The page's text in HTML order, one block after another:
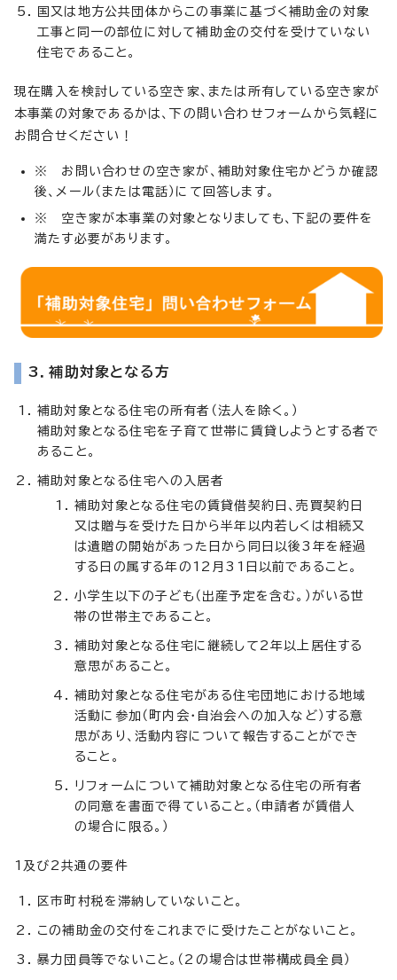
国又は地方公共団体からこの事業に基づく補助金の対象
工事と同一の部位に対して補助金の交付を受けていない
住宅であること。
現在購入を検討している空き家、または所有している空き家が
本事業の対象であるかは、下の問い合わせフォームから気軽に
お問合せください！
※ お問い合わせの空き家が、補助対象住宅かどうか確認
後、メール（または電話）にて回答します。
※ 空き家が本事業の対象となりましても、下記の要件を
満たす必要があります。
3．補助対象となる方
補助対象となる住宅の所有者（法人を除く。）
補助対象となる住宅を子育て世帯に賃貸しようとする者で
あること。
補助対象となる住宅への入居者
補助対象となる住宅の賃貸借契約日、売買契約日
又は贈与を受けた日から半年以内若しくは相続又
は遺贈の開始があった日から同日以後3年を経過
する日の属する年の12月31日以前であること。
小学生以下の子ども（出産予定を含む。）がいる世
帯の世帯主であること。
補助対象となる住宅に継続して2年以上居住する
意思があること。
補助対象となる住宅がある住宅団地における地域
活動に参加（町内会・自治会への加入など）する意
思があり、活動内容について報告することができ
ること。
リフォームについて補助対象となる住宅の所有者
の同意を書面で得ていること。（申請者が賃借人
の場合に限る。）
1及び2共通の要件
区市町村税を滞納していないこと。
この補助金の交付をこれまでに受けたことがないこと。
暴力団員等でないこと。（2の場合は世帯構成員全員）